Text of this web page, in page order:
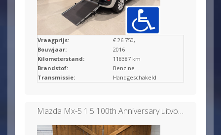
Vraagprijs:
€ 26.750,-
Bouwjaar:
2016
Kilometerstand:
118387 km
Brandstof:
Benzine
Transmissie:
Handgeschakeld
Mazda Mx-5 1.5 100th Anniversary uitvoering